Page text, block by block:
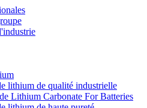
lithium de qualité industrielle
Lithium Carbonate For Batteries